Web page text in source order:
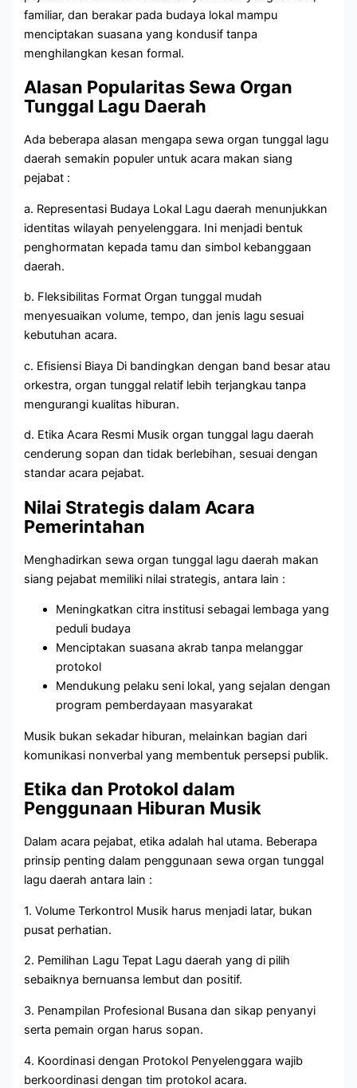
familiar, dan berakar pada budaya lokal mampu
menciptakan suasana yang kondusif tanpa
menghilangkan kesan formal.
Alasan Popularitas Sewa Organ
Tunggal Lagu Daerah
Ada beberapa alasan mengapa sewa organ tunggal lagu
daerah semakin populer untuk acara makan siang
pejabat :
a. Representasi Budaya Lokal Lagu daerah menunjukkan
identitas wilayah penyelenggara. Ini menjadi bentuk
penghormatan kepada tamu dan simbol kebanggaan
daerah.
b. Fleksibilitas Format Organ tunggal mudah
menyesuaikan volume, tempo, dan jenis lagu sesuai
kebutuhan acara.
c. Efisiensi Biaya Di bandingkan dengan band besar atau
orkestra, organ tunggal relatif lebih terjangkau tanpa
mengurangi kualitas hiburan.
d. Etika Acara Resmi Musik organ tunggal lagu daerah
cenderung sopan dan tidak berlebihan, sesuai dengan
standar acara pejabat.
Nilai Strategis dalam Acara
Pemerintahan
Menghadirkan sewa organ tunggal lagu daerah makan
siang pejabat memiliki nilai strategis, antara lain :
Meningkatkan citra institusi sebagai lembaga yang
peduli budaya
Menciptakan suasana akrab tanpa melanggar
protokol
Mendukung pelaku seni lokal, yang sejalan dengan
program pemberdayaan masyarakat
Musik bukan sekadar hiburan, melainkan bagian dari
komunikasi nonverbal yang membentuk persepsi publik.
Etika dan Protokol dalam
Penggunaan Hiburan Musik
Dalam acara pejabat, etika adalah hal utama. Beberapa
prinsip penting dalam penggunaan sewa organ tunggal
lagu daerah antara lain :
1. Volume Terkontrol Musik harus menjadi latar, bukan
pusat perhatian.
2. Pemilihan Lagu Tepat Lagu daerah yang di pilih
sebaiknya bernuansa lembut dan positif.
3. Penampilan Profesional Busana dan sikap penyanyi
serta pemain organ harus sopan.
4. Koordinasi dengan Protokol Penyelenggara wajib
berkoordinasi dengan tim protokol acara.